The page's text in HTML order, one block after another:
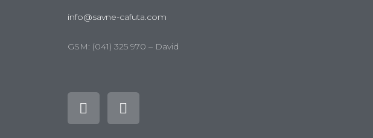
info@savne-cafuta.com
GSM: (041) 325 970 – David
a
c
e
n
s
t